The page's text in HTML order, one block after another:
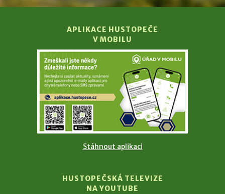
APLIKACE HUSTOPEČE
V MOBILU
Stáhnout aplikaci
HUSTOPEČSKÁ TELEVIZE
NA YOUTUBE